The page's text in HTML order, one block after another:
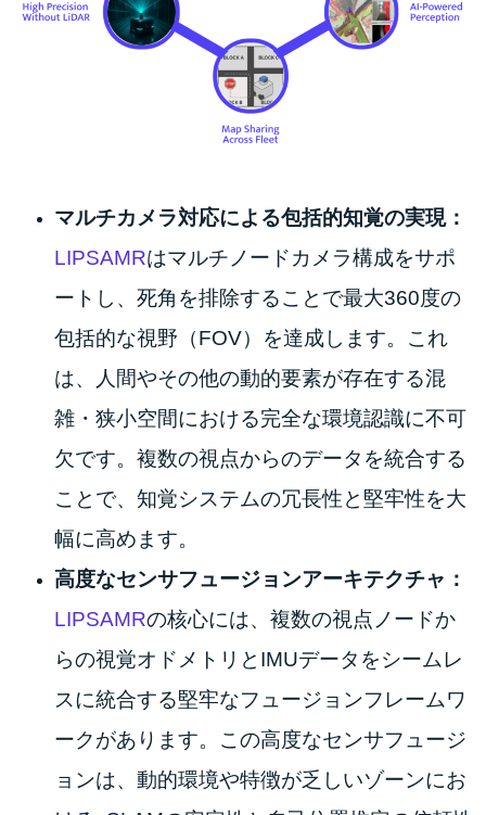
マルチカメラ対応による包括的知覚の実現：
LIPSAMRはマルチノードカメラ構成をサポ
ートし、死角を排除することで最大360度の
包括的な視野（FOV）を達成します。これ
は、人間やその他の動的要素が存在する混
雑・狭小空間における完全な環境認識に不可
欠です。複数の視点からのデータを統合する
ことで、知覚システムの冗長性と堅牢性を大
幅に高めます。
高度なセンサフュージョンアーキテクチャ：
LIPSAMRの核心には、複数の視点ノードか
らの視覚オドメトリとIMUデータをシームレ
スに統合する堅牢なフュージョンフレームワ
ークがあります。この高度なセンサフュージ
ョンは、動的環境や特徴が乏しいゾーンにお